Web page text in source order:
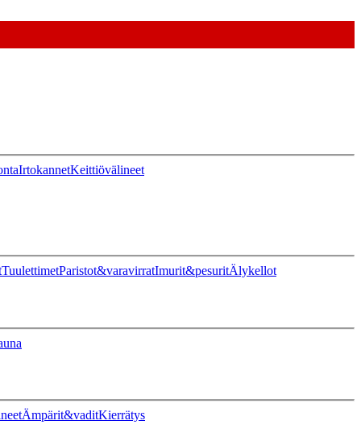
IrtokannetKeittiövälineet
TuulettimetParistot&varavirratImurit&pesuritÄlykellot
Ämpärit&vaditKierrätys